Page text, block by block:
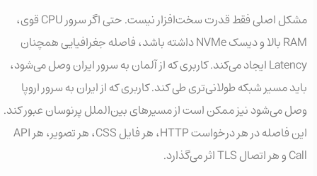
مشکل اصلی فقط قدرت سخت‌افزار نیست. حتی اگر سرور CPU قوی،
RAM بالا و دیسک NVMe داشته باشد، فاصله جغرافیایی همچنان
Latency ایجاد می‌کند. کاربری که از آلمان به سرور ایران وصل می‌شود،
باید مسیر شبکه طولانی‌تری طی کند. کاربری که از ایران به سرور اروپا
وصل می‌شود نیز ممکن است از مسیرهای بین‌الملل پرنوسان عبور کند.
این فاصله در هر درخواست HTTP، هر فایل CSS، هر تصویر، هر API
Call و هر اتصال TLS اثر می‌گذارد.